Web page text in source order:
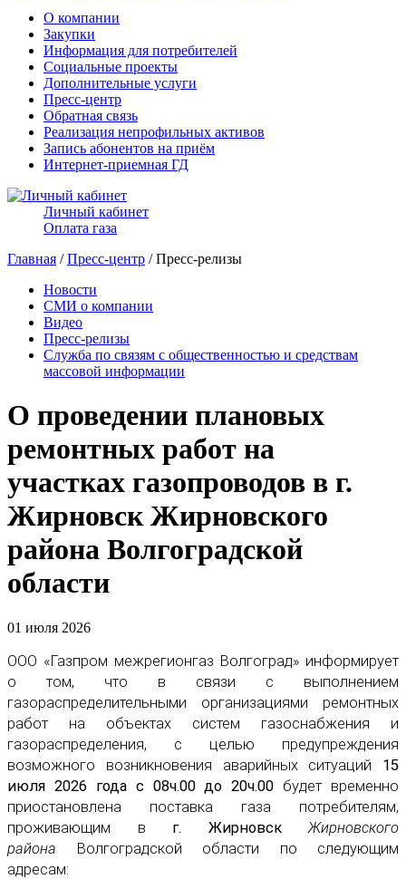
О компании
Закупки
Информация для потребителей
Социальные проекты
Дополнительные услуги
Пресс-центр
Обратная связь
Реализация непрофильных активов
Запись абонентов на приём
Интернет-приемная ГД
Личный кабинет
Оплата газа
Главная /Пресс-центр / Пресс-релизы
Новости
СМИ о компании
Видео
Пресс-релизы
Служба по связям с общественностью и средствам
массовой информации
О проведении плановых
ремонтных работ на
участках газопроводов в г.
Жирновск Жирновского
района Волгоградской
области
01 июля 2026
ООО «Газпром межрегионгаз Волгоград» информирует
о том, что в связи с выполнением
газораспределительными организациями ремонтных
работ на объектах систем газоснабжения и
газораспределения, с целью предупреждения
возможного возникновения аварийных ситуаций 15
июля 2026 года с 08ч.00 до 20ч.00 будет временно
приостановлена поставка газа потребителям,
проживающим в г. Жирновск
Жирновского
района Волгоградской области по следующим
адресам: